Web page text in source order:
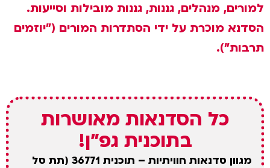
למורים, מנהלים, גננות, גננות מובילות וסייעות.
הסדנא מוכרת על ידי הסתדרות המורים ("יוזמים
תרבות").
כל הסדנאות מאושרות
בתוכנית גפ"ן!
מגוון סדנאות חוויתיות – תוכנית 36771 (תת סל